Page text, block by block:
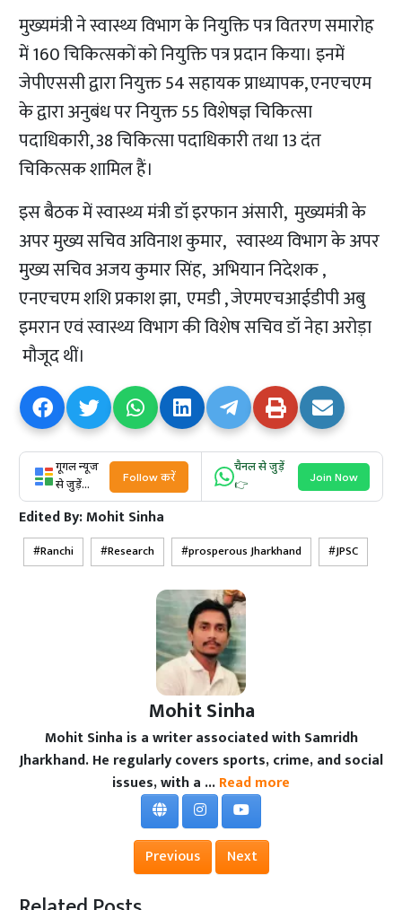
मुख्यमंत्री ने स्वास्थ्य विभाग के नियुक्ति पत्र वितरण समारोह
में 160 चिकित्सकों को नियुक्ति पत्र प्रदान किया। इनमें
जेपीएससी द्वारा नियुक्त 54 सहायक प्राध्यापक, एनएचएम
के द्वारा अनुबंध पर नियुक्त 55 विशेषज्ञ चिकित्सा
पदाधिकारी, 38 चिकित्सा पदाधिकारी तथा 13 दंत
चिकित्सक शामिल हैं।
इस बैठक में स्वास्थ्य मंत्री डॉ इरफान अंसारी, मुख्यमंत्री के
अपर मुख्य सचिव अविनाश कुमार, स्वास्थ्य विभाग के अपर
मुख्य सचिव अजय कुमार सिंह, अभियान निदेशक ,
एनएचएम शशि प्रकाश झा, एमडी , जेएमएचआईडीपी अबु
इमरान एवं स्वास्थ्य विभाग की विशेष सचिव डॉ नेहा अरोड़ा
मौजूद थीं।
गूगल न्यूज
से जुड़ें...
Follow करें
चैनल से जुड़ें
👉
Join Now
Edited By:Mohit Sinha
Ranchi Research prosperous Jharkhand JPSC
Mohit Sinha
Mohit Sinha is a writer associated with Samridh
Jharkhand. He regularly covers sports, crime, and social
issues, with a ...Read more
Previous Next